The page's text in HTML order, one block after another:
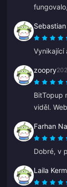
mnohem
Vynikající
zoopry
BitTopup
viděl.
Farhan
Dobré, v
Laila